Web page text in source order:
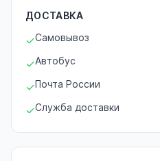
ДОСТАВКА
✓Самовывоз
✓Автобус
✓Почта России
✓Служба доставки